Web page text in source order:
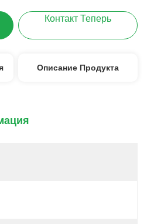
Контакт Теперь
Описание Продукта